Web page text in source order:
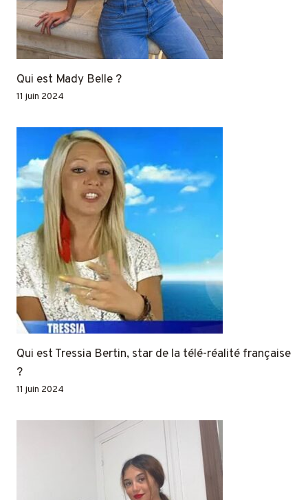
Qui est Mady Belle ?
11 juin 2024
Qui est Tressia Bertin, star de la télé-réalité française
?
11 juin 2024